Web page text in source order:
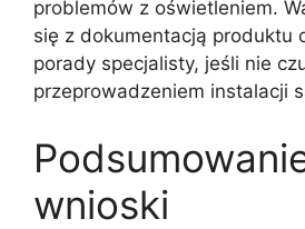
problemów z oświetleniem.
się z dokumentacją produktu
porady specjalisty, jeśli nie
przeprowadzeniem instalacji
wnioski